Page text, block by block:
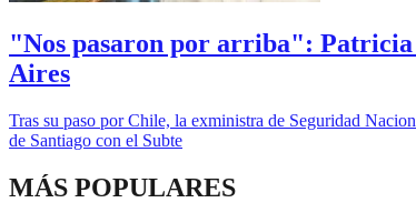
"Nos pasaron por arriba": Patricia
Aires
Tras su paso por Chile, la exministra de Seguridad
de Santiago con el Subte
MÁS POPULARES